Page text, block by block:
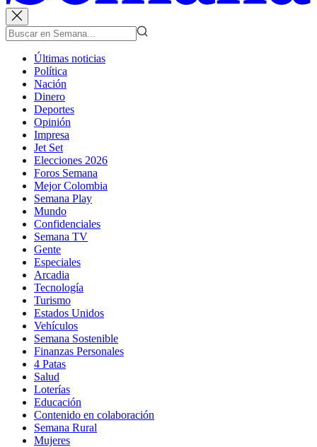
Últimas noticias
Política
Nación
Dinero
Deportes
Opinión
Impresa
Jet Set
Elecciones 2026
Foros Semana
Mejor Colombia
Semana Play
Mundo
Confidenciales
Semana TV
Gente
Especiales
Arcadia
Tecnología
Turismo
Estados Unidos
Vehículos
Semana Sostenible
Finanzas Personales
4 Patas
Salud
Loterías
Educación
Contenido en colaboración
Semana Rural
Mujeres